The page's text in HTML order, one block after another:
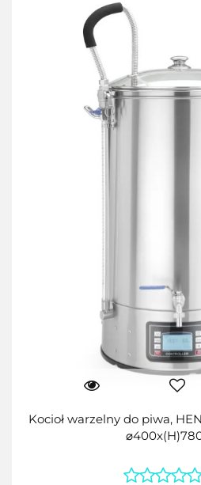
Kocioł warzelny do piwa,